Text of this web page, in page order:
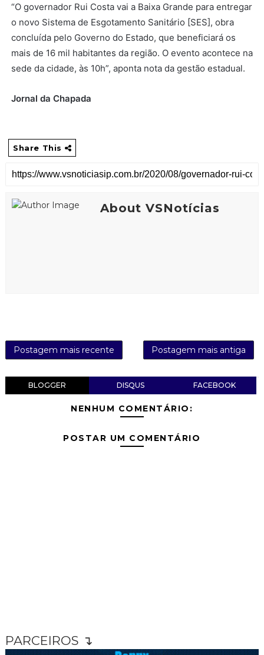
“O governador Rui Costa vai a Baixa Grande para entregar
o novo Sistema de Esgotamento Sanitário [SES], obra
concluída pelo Governo do Estado, que beneficiará os
mais de 16 mil habitantes da região. O evento acontece na
sede da cidade, às 10h”, aponta nota da gestão estadual.
Jornal da Chapada
Share This
About VSNotícias
Postagem mais recente Postagem mais antiga
BLOGGER DISQUS FACEBOOK
NENHUM COMENTÁRIO:
POSTAR UM COMENTÁRIO
PARCEIROS ↴